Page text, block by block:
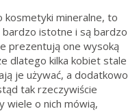
kosmetyki mineralne, to
istotne i są bardzo
prezentują one wysoką
dlatego kilka kobiet stale
je używać, a dodatkowo
tak rzeczywiście
wiele o nich mówią,